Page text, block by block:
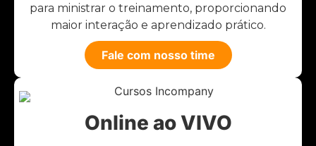
para ministrar o treinamento, proporcionando
maior interação e aprendizado prático.
Fale com nosso time
Online ao VIVO